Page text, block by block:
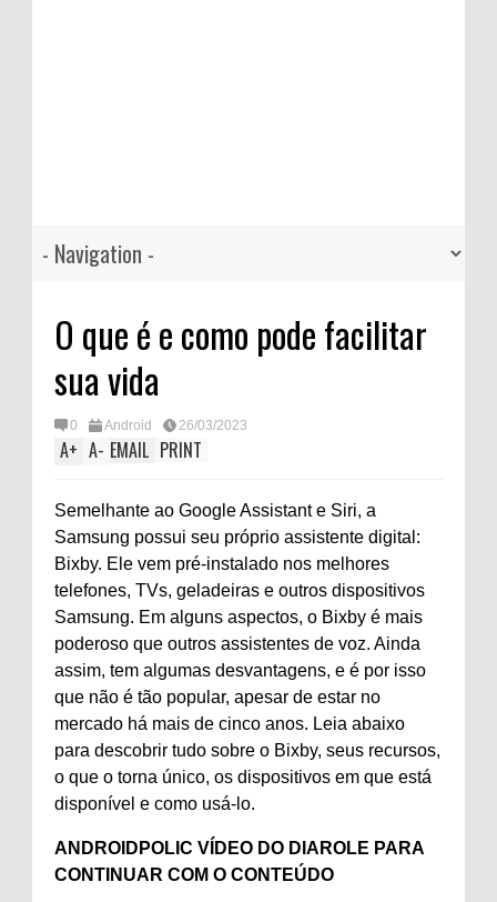
O que é e como pode facilitar
sua vida
0 Android 26/03/2023
A+ A- EMAIL PRINT
Semelhante ao Google Assistant e Siri, a
Samsung possui seu próprio assistente digital:
Bixby. Ele vem pré-instalado nos melhores
telefones, TVs, geladeiras e outros dispositivos
Samsung. Em alguns aspectos, o Bixby é mais
poderoso que outros assistentes de voz. Ainda
assim, tem algumas desvantagens, e é por isso
que não é tão popular, apesar de estar no
mercado há mais de cinco anos. Leia abaixo
para descobrir tudo sobre o Bixby, seus recursos,
o que o torna único, os dispositivos em que está
disponível e como usá-lo.
ANDROIDPOLIC VÍDEO DO DIA ROLE PARA
CONTINUAR COM O CONTEÚDO